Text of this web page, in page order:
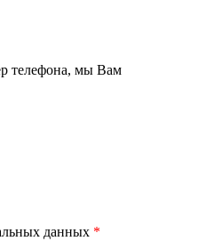
телефона, мы Вам
данных *